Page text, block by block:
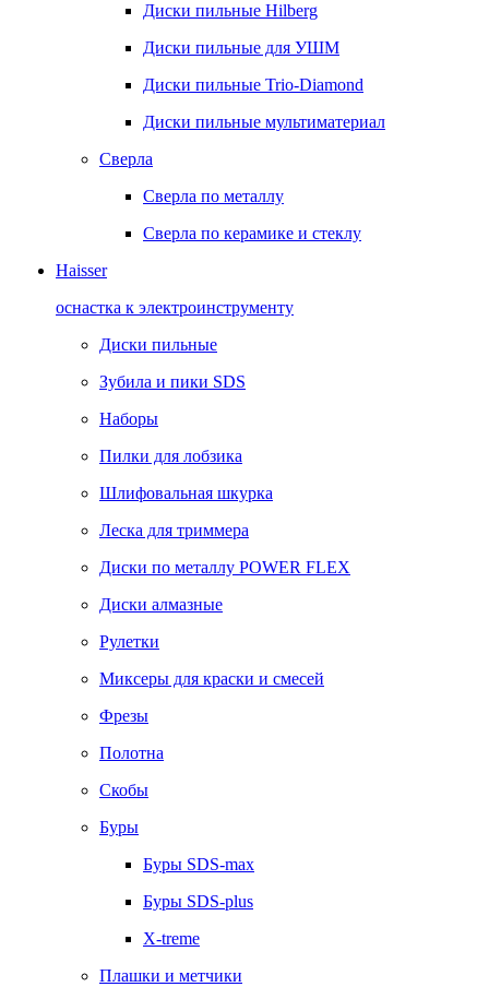
Диски пильные Hilberg
Диски пильные для УШМ
Диски пильные Trio-Diamond
Диски пильные мультиматериал
Сверла
Сверла по металлу
Сверла по керамике и стеклу
Haisser
оснастка к электроинструменту
Диски пильные
Зубила и пики SDS
Наборы
Пилки для лобзика
Шлифовальная шкурка
Леска для триммера
Диски по металлу POWER FLEX
Диски алмазные
Рулетки
Миксеры для краски и смесей
Фрезы
Полотна
Скобы
Буры
Буры SDS-max
Буры SDS-plus
X-treme
Плашки и метчики